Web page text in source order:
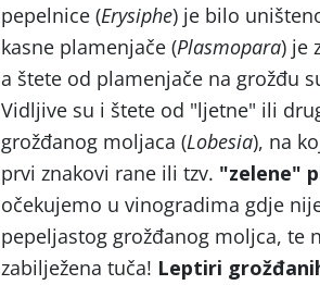
pepelnice (Erysiphe) je bilo
kasne plamenjače (Plasmopara) je
a štete od plamenjače na grožđu
Vidljive su i štete od "ljetne" ili
grožđanog moljaca (Lobesia), na
prvi znakovi rane ili tzv. "zelene"
očekujemo u vinogradima gdje
pepeljastog grožđanog moljca, te
zabilježena tuča! Leptiri